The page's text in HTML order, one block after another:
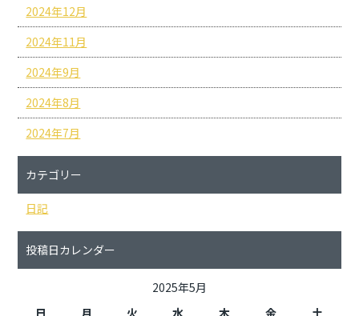
2024年12月
2024年11月
2024年9月
2024年8月
2024年7月
カテゴリー
日記
投稿日カレンダー
2025年5月
日
月 火 水 木 金 土